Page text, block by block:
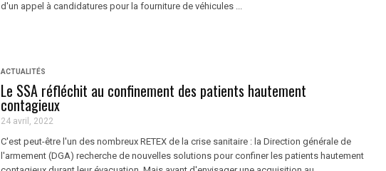
d'un appel à candidatures pour la fourniture de véhicules ...
ACTUALITÉS
Le SSA réfléchit au confinement des patients hautement
contagieux
24 avril, 2022
C'est peut-être l'un des nombreux RETEX de la crise sanitaire : la Direction générale de
l'armement (DGA) recherche de nouvelles solutions pour confiner les patients hautement